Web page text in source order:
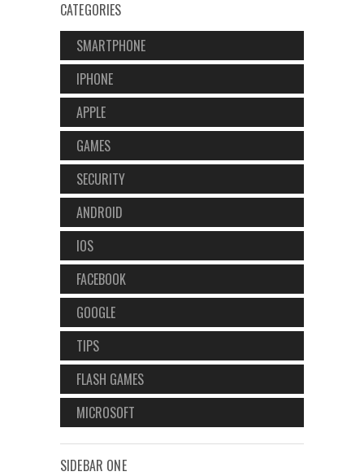
CATEGORIES
SMARTPHONE
IPHONE
APPLE
GAMES
SECURITY
ANDROID
IOS
FACEBOOK
GOOGLE
TIPS
FLASH GAMES
MICROSOFT
SIDEBAR ONE